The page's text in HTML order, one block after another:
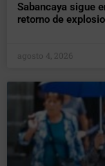
Sabancaya sigue
retorno de
agosto 4, 2026